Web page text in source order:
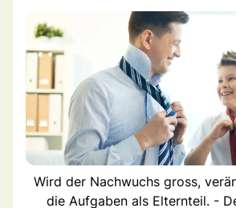
Wird der Nachwuchs gross,
die Aufgaben als Elternteil. -